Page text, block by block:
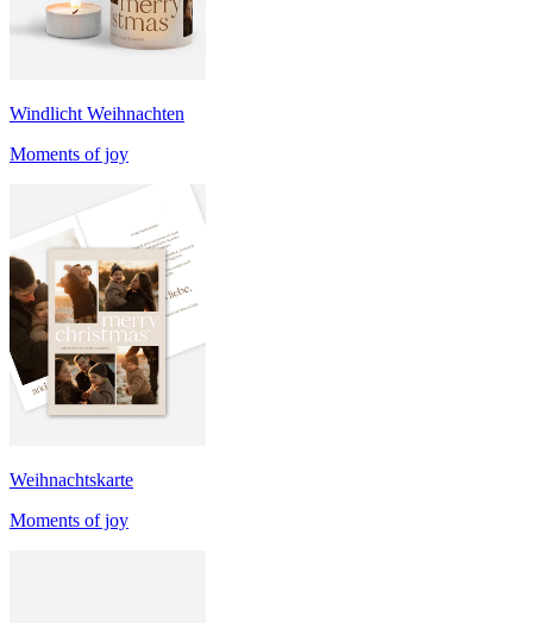
Windlicht Weihnachten
Moments of joy
Weihnachtskarte
Moments of joy